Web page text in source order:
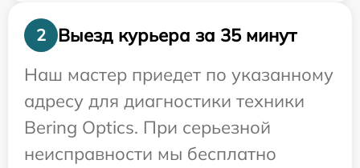
2
Выезд курьера за 35 минут
Наш мастер приедет по указанному
адресу для диагностики техники
Bering Optics. При серьезной
неисправности мы бесплатно